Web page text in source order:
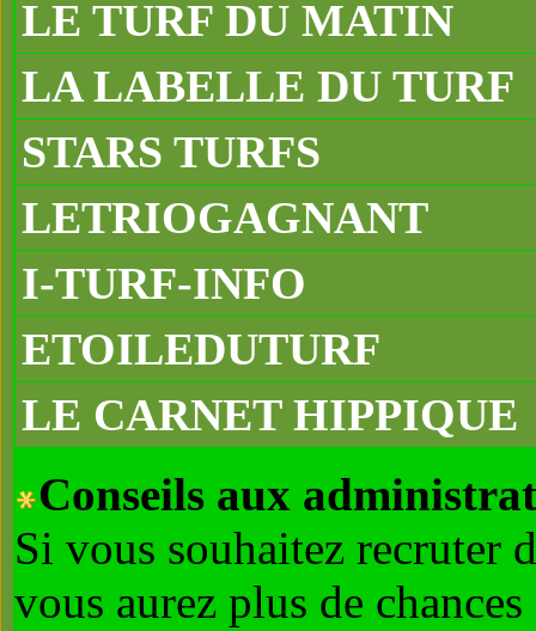
LE TURF DU MATIN
LA LABELLE DU TURF
STARS TURFS
LETRIOGAGNANT
I-TURF-INFO
ETOILEDUTURF
LE CARNET HIPPIQUE
Conseils aux
Si vous souhaitez recruter
vous aurez plus de